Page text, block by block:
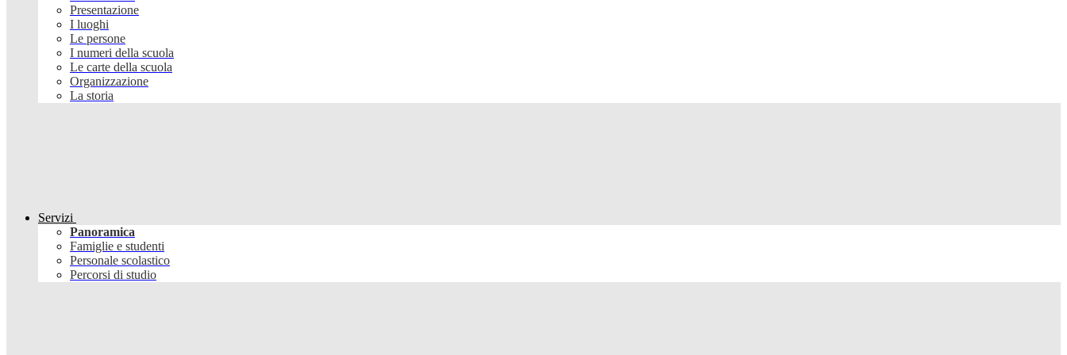
Presentazione
I luoghi
Le persone
I numeri della scuola
Le carte della scuola
Organizzazione
La storia
Servizi
Panoramica
Famiglie e studenti
Personale scolastico
Percorsi di studio